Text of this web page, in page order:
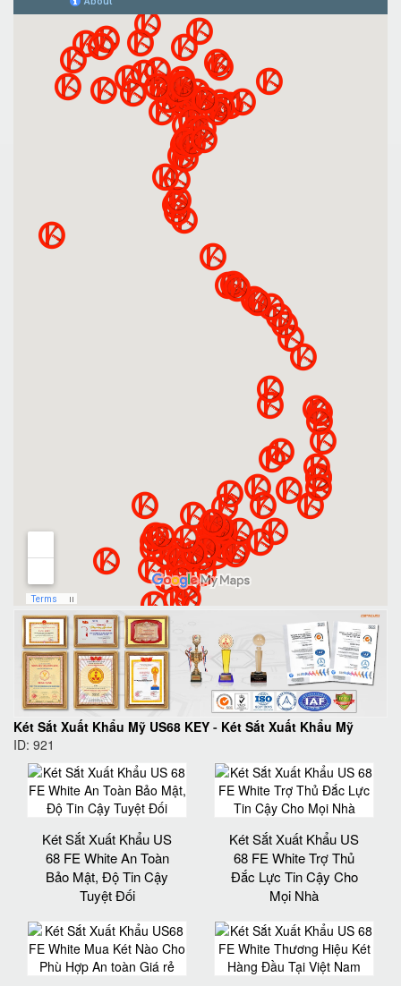
Két Sắt Xuất Khẩu Mỹ US68 KEY - Két Sắt Xuất Khẩu Mỹ
ID: 921
Két Sắt Xuất Khẩu US
68 FE White An Toàn
Bảo Mật, Độ Tin Cậy
Tuyệt Đối
Két Sắt Xuất Khẩu US
68 FE White Trợ Thủ
Đắc Lực Tin Cậy Cho
Mọi Nhà